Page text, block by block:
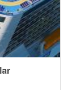
Yaşam